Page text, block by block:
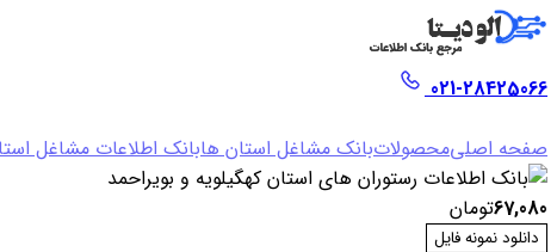
021-28425066
صفحه اصلیمحصولاتبانک مشاغل استان هابانک اطلاعات مشاغل
67,080تومان
دانلود نمونه فایل